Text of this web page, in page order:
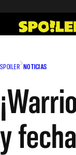
contenido
SPOILER NOTICIAS
y